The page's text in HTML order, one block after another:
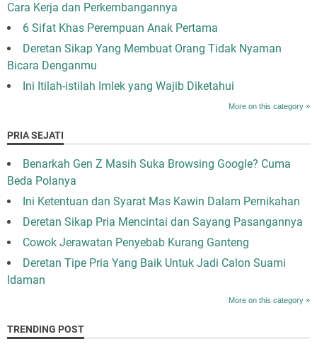
Cara Kerja dan Perkembangannya
6 Sifat Khas Perempuan Anak Pertama
Deretan Sikap Yang Membuat Orang Tidak Nyaman
Bicara Denganmu
Ini Itilah-istilah Imlek yang Wajib Diketahui
More on this category »
PRIA SEJATI
Benarkah Gen Z Masih Suka Browsing Google? Cuma
Beda Polanya
Ini Ketentuan dan Syarat Mas Kawin Dalam Pernikahan
Deretan Sikap Pria Mencintai dan Sayang Pasangannya
Cowok Jerawatan Penyebab Kurang Ganteng
Deretan Tipe Pria Yang Baik Untuk Jadi Calon Suami
Idaman
More on this category »
TRENDING POST